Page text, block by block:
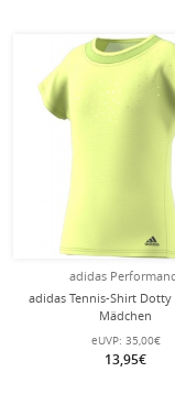
adidas
adidas Tennis-Shirt Dotty
Mädchen
eUVP: 35,00€
13,95€